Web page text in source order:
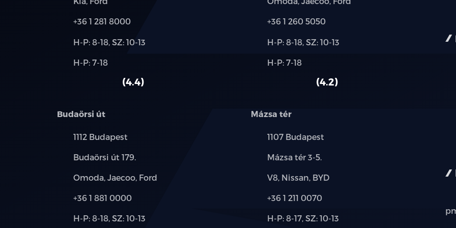
Telefon:
+36 1 281 8000
Új-
használt
H-P: 8-18, SZ: 10-13
Alkatrész,
H-P: 7-18
4.4
Telefon:
+36 1 260 5050
Új-
használt
H-P: 8-18, SZ: 10-13
Alkatrész,
H-P: 7-18
4.2
Budaörsi út
Település:
1112 Budapest
Cím:
Budaörsi út 179.
Márkák:
Omoda, Jaecoo, Ford
Telefon:
+36 1 881 0000
Új-
H-P: 8-18, SZ: 10-13
Mázsa tér
Település:
1107 Budapest
Cím:
Mázsa tér 3-5.
Márkák:
V8, Nissan, BYD
Telefon:
+36 1 211 0070
Új-
H-P: 8-17, SZ: 10-13